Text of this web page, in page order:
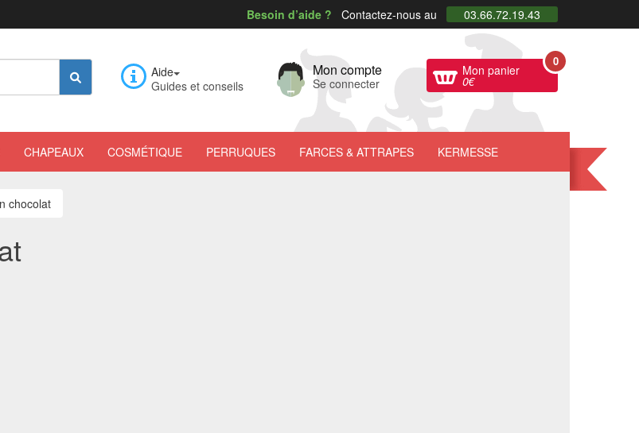
Besoin d’aide ? Contactez-nous au 03.66.72.19.43
Aide
Guides et conseils
Mon compte
Se connecter
Mon panier
0€
0
CHAPEAUX COSMÉTIQUE PERRUQUES FARCES & ATTRAPES KERMESSE
chocolat